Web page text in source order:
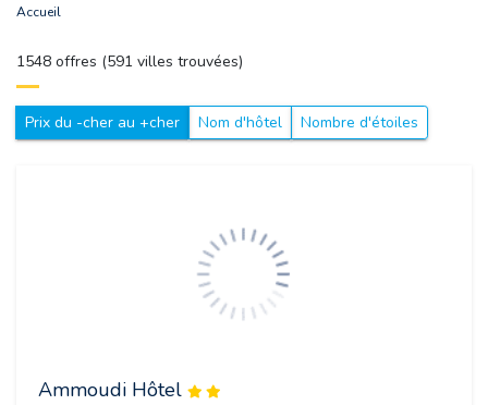
Accueil
1548 offres (591 villes trouvées)
Prix du -cher au +cher Nom d'hôtel Nombre d'étoiles
Ammoudi Hôtel